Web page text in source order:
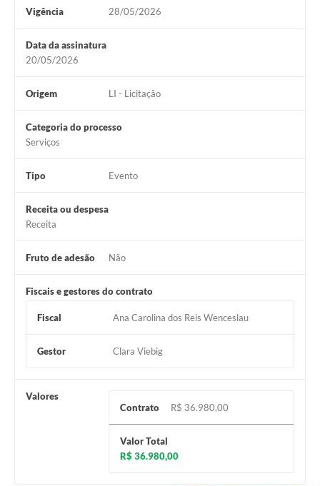
Vigência 28/05/2026
Data da assinatura
20/05/2026
Origem LI - Licitação
Categoria do processo
Serviços
Tipo Evento
Receita ou despesa
Receita
Fruto de adesão Não
Fiscais e gestores do contrato
Fiscal Ana Carolina dos Reis Wenceslau
Gestor Clara Viebig
Valores
Contrato
R$ 36.980,00
Valor Total
R$ 36.980,00